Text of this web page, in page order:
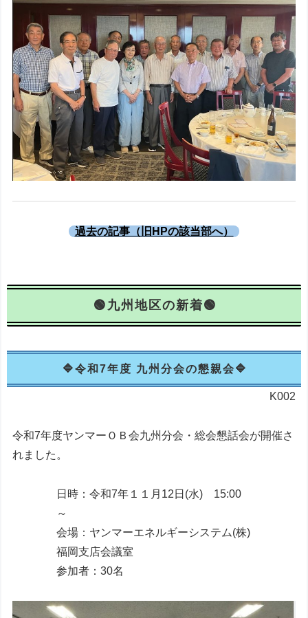
過去の記事（旧HPの該当部へ）
九州地区の新着
令和7年度 九州分会の懇親会
K002
令和7年度ヤンマーＯＢ会九州分会・総会懇話会が開催さ
れました。
日時：令和7年１１月12日(水) 15:00
～
会場：ヤンマーエネルギーシステム(株)
福岡支店会議室
参加者：30名